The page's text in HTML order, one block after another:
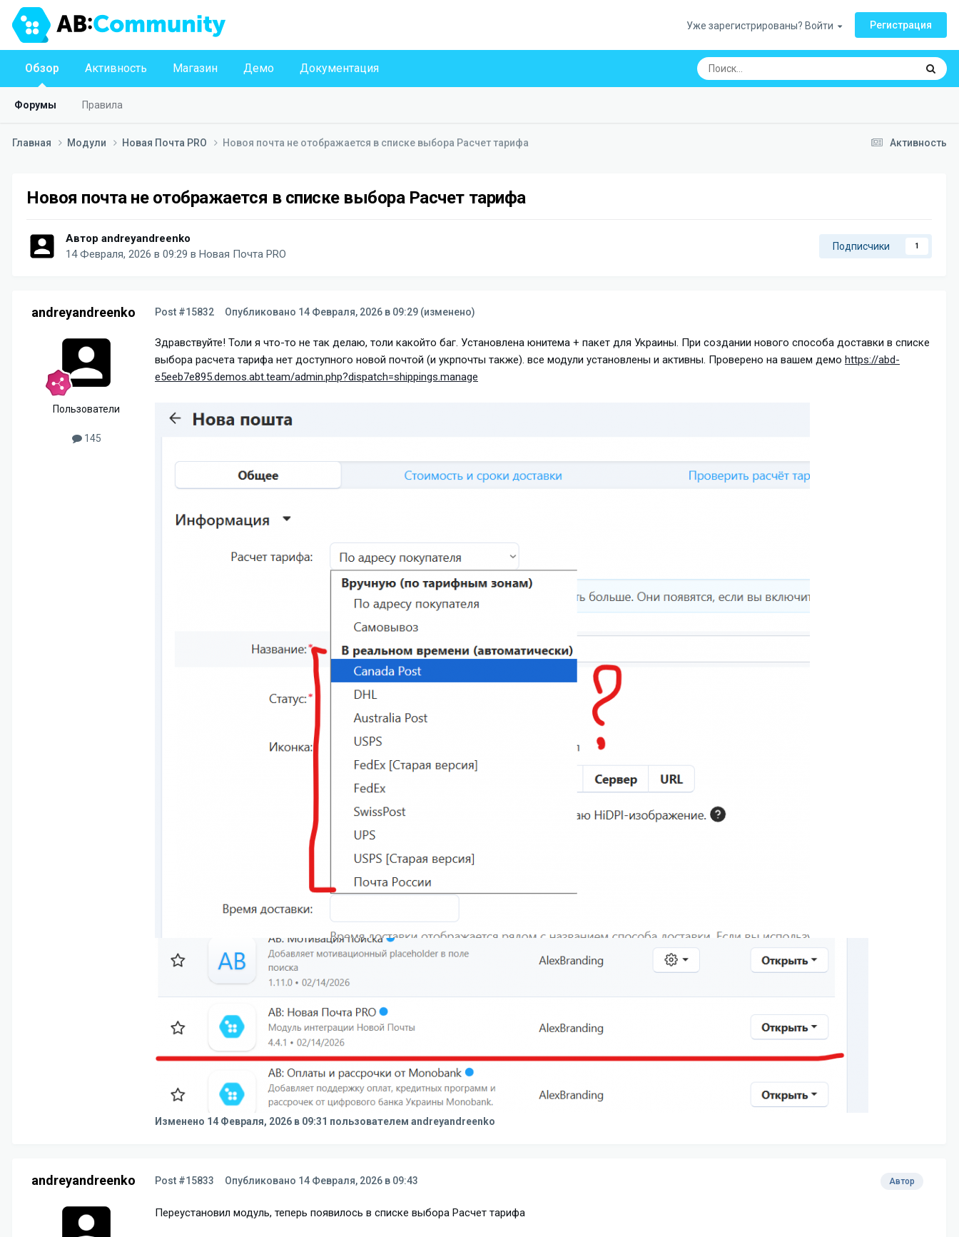
Уже зарегистрированы? Войти Регистрация
Обзор
Форумы Правила
Активность Магазин Демо Документация
Активность
Главная Модули Новая Почта PRO Новоя почта не отображается в списке выбора Расчет тарифа
Новоя почта не отображается в списке выбора Расчет тарифа
Автор andreyandreenko
14 Февраля, 2026 в 09:29 в Новая Почта PRO
Подписчики 1
andreyandreenko
Пользователи
145
Post #15832 Опубликовано 14 Февраля, 2026 в 09:29 (изменено)
Здравствуйте! Толи я что-то не так делаю, толи какойто баг. Установлена юнитема + пакет для Украины. При создании нового способа доставки в списке
выбора расчета тарифа нет доступного новой почтой (и укрпочты также). все модули установлены и активны. Проверено на вашем демо https://abd-
e5eeb7e895.demos.abt.team/admin.php?dispatch=shippings.manage
Изменено 14 Февраля, 2026 в 09:31 пользователем andreyandreenko
andreyandreenko Автор
Post #15833 Опубликовано 14 Февраля, 2026 в 09:43
Переустановил модуль, теперь появилось в списке выбора Расчет тарифа